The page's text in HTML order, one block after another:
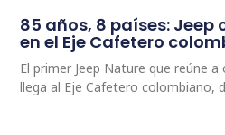
85 años, 8 países: Jeep
en el Eje Cafetero
El primer Jeep Nature que reúne
llega al Eje Cafetero colombiano,